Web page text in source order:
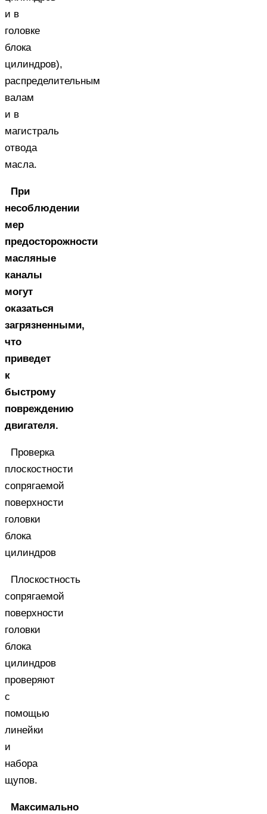
и в
головке
блока
цилиндров),
распределительным
валам
и в
магистраль
отвода
масла.
При
несоблюдении
мер
предосторожности
масляные
каналы
могут
оказаться
загрязненными,
что
приведет
к
быстрому
повреждению
двигателя.
Проверка
плоскостности
сопрягаемой
поверхности
головки
блока
цилиндров
Плоскостность
сопрягаемой
поверхности
головки
блока
цилиндров
проверяют
с
помощью
линейки
и
набора
щупов.
Максимально